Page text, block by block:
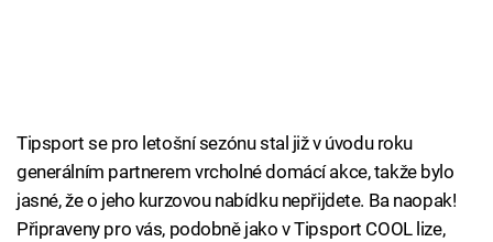
Tipsport se pro letošní sezónu stal již v úvodu roku
generálním partnerem vrcholné domácí akce, takže bylo
jasné, že o jeho kurzovou nabídku nepřijdete. Ba naopak!
Připraveny pro vás, podobně jako v Tipsport COOL lize,